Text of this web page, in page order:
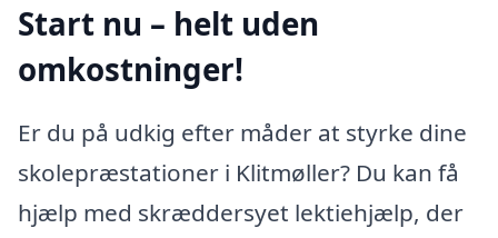
Start nu – helt uden
omkostninger!
Er du på udkig efter måder at styrke dine
skolepræstationer i Klitmøller? Du kan få
hjælp med skræddersyet lektiehjælp, der